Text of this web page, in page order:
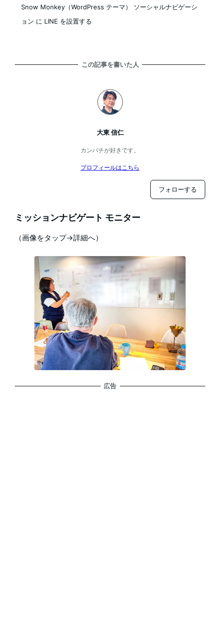
Snow Monkey（WordPress テーマ） ソーシャルナビゲーシ
ョン に LINE を設置する
この記事を書いた人
大東 信仁
カンパチが好きです。
プロフィールはこちら
フォローする
ミッションナビゲート モニター
（画像をタップ→詳細へ）
広告